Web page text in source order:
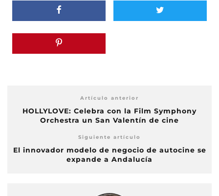
Artículo anterior
HOLLYLOVE: Celebra con la Film Symphony
Orchestra un San Valentín de cine
Siguiente artículo
El innovador modelo de negocio de autocine se
expande a Andalucía